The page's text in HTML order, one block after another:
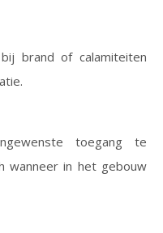
brand of calamiteiten
toegang te
wanneer in het gebouw